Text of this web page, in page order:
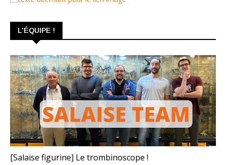
L'ÉQUIPE !
[Salaise figurine] Le trombinoscope !